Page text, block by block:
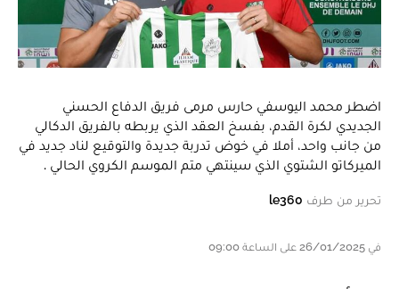
اضطر محمد اليوسفي حارس مرمى فريق الدفاع الحسني
الجديدي لكرة القدم، بفسخ العقد الذي يربطه بالفريق الدكالي
من جانب واحد، أملا في خوض تدربة جديدة والتوقيع لناد جديد في
الميركاتو الشتوي الذي سينتهي متم الموسم الكروي الحالي .
تحرير من طرف le360
في 26/01/2025 على الساعة 09:00